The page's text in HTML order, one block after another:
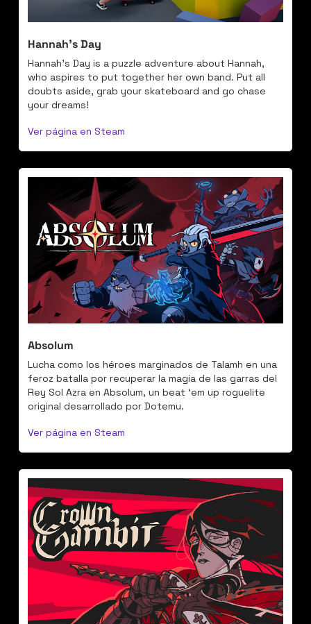
Hannah’s Day
Hannah's Day is a puzzle adventure about Hannah,
who aspires to put together her own band. Put all
doubts aside, grab your skateboard and go chase
your dreams!
Ver página en Steam
Absolum
Lucha como los héroes marginados de Talamh en una
feroz batalla por recuperar la magia de las garras del
Rey Sol Azra en Absolum, un beat ‘em up roguelite
original desarrollado por Dotemu.
Ver página en Steam